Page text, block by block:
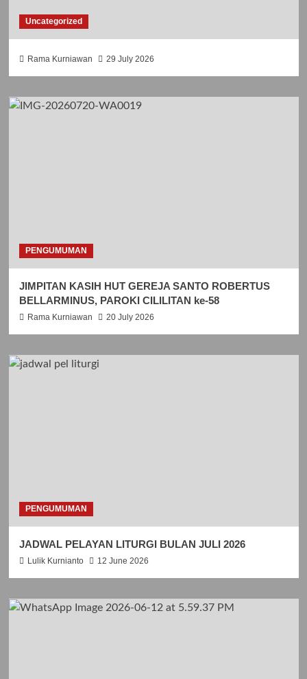
Uncategorized
Rama Kurniawan 29 July 2026
PENGUMUMAN
JIMPITAN KASIH HUT GEREJA SANTO ROBERTUS
BELLARMINUS, PAROKI CILILITAN ke-58
Rama Kurniawan 20 July 2026
PENGUMUMAN
JADWAL PELAYAN LITURGI BULAN JULI 2026
Lulik Kurnianto 12 June 2026